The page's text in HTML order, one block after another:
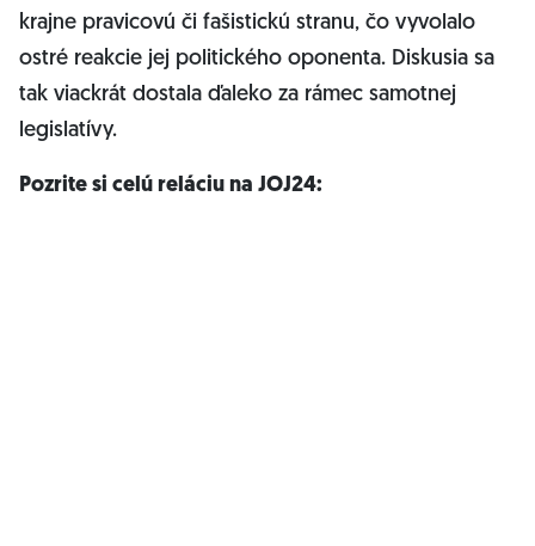
krajne pravicovú či fašistickú stranu, čo vyvolalo
ostré reakcie jej politického oponenta. Diskusia sa
tak viackrát dostala ďaleko za rámec samotnej
legislatívy.
Pozrite si celú reláciu na JOJ24: